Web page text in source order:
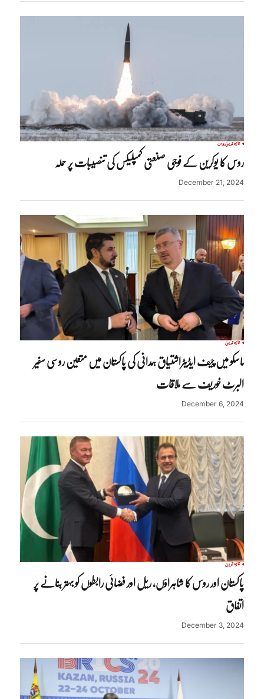
تازہ ترینروس
روس کا یوکرین کے فوجی صنعتی کمپلیکس کی تنصیبات پر حملہ
December 21, 2024
تازہ ترین
ماسکو میں چیف ایڈیٹراشتیاق ہمدانی کی پاکستان میں متعین روسی سفیر
البرٹ خوریف سے ملاقات
December 6, 2024
تازہ ترین
پاکستان اور روس کا شاہراؤں، ریل اور فضائی رابطوں کو بہتر بنانے پر
اتفاق
December 3, 2024